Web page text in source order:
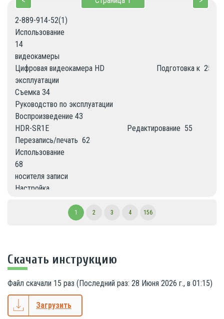
2-889-914-52(1)
Использование
14
видеокамеры
Цифровая видеокамера HD                          Подготовка к  25
эксплуатации
Съемка 34
Руководство по эксплуатации
Воспроизведение 43
HDR-SR1E                                       Редактирование  55
Перезапись/печать  62
Использование
68
носителя записи
Настройка
компьютера
Поиск и устранение
101
неисправностей
Дополнительная
1 2 3 4 156
Скачать инструкцию
Файл скачали 15 раз (Последний раз: 28 Июня 2026 г., в 01:15)
Загрузить